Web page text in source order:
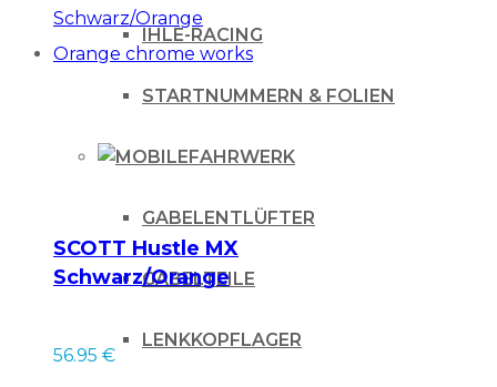
IHLE-RACING
STARTNUMMERN & FOLIEN
FAHRWERK
GABELENTLÜFTER
GABELTEILE
LENKKOPFLAGER
SCOTT Hustle MX
Schwarz/Orange
56.95 €